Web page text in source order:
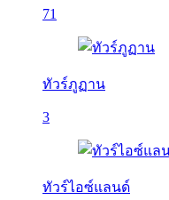
71
ทัวร์ภูฏาน
3
ทัวร์ไอซ์แลนด์